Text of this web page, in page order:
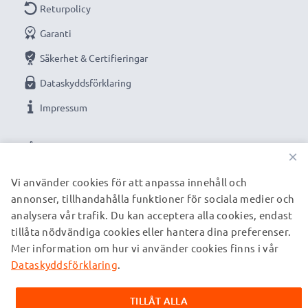
VÅRA BETALNINGSALTERNATIV
Returpolicy
Garanti
Säkerhet & Certifieringar
Dataskyddsförklaring
Impressum
VÅRA FRAKTPARTNERS
© subtel.se 2026
Alla priser är inklusive moms och exklusive fraktkostnader.
varumärken tillhörande deras ägare och anges på våra
webbsidor enbart för att ge information om våra produkter.
×
Vi använder cookies för att anpassa innehåll och
annonser, tillhandahålla funktioner för sociala medier och
analysera vår trafik. Du kan acceptera alla cookies, endast
tillåta nödvändiga cookies eller hantera dina preferenser.
Mer information om hur vi använder cookies finns i vår
Dataskyddsförklaring.
TILLÅT ALLA